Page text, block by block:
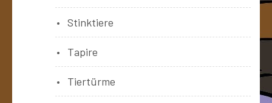
Stinktiere
Tapire
Tiertürme